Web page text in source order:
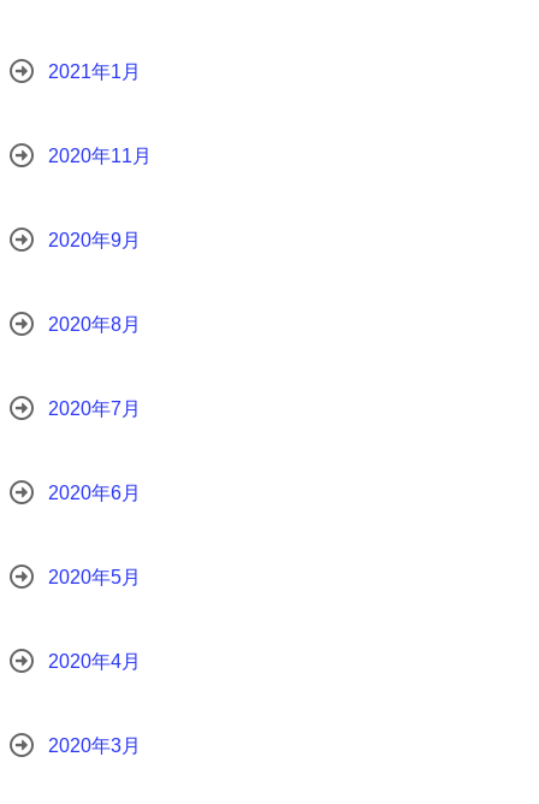
2021年1月
2020年11月
2020年9月
2020年8月
2020年7月
2020年6月
2020年5月
2020年4月
2020年3月